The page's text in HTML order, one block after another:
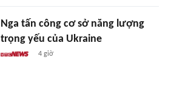
Nga tấn công cơ sở năng lượng
trọng yếu của Ukraine
4 giờ